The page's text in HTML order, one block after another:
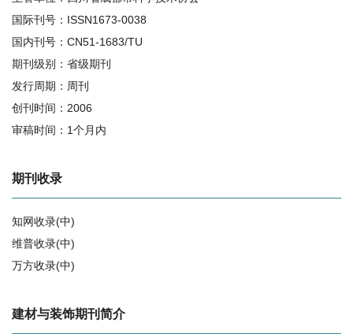
国际刊号：ISSN1673-0038
国内刊号：CN51-1683/TU
期刊级别：省级期刊
发行周期：周刊
创刊时间：2006
审稿时间：1个月内
期刊收录
知网收录(中)
维普收录(中)
万方收录(中)
相关提问
建材与装饰期刊简介